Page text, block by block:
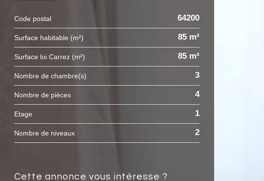
Code postal 64200
Surface habitable (m²) 85 m²
Surface loi Carrez (m²) 85 m²
Nombre de chambre(s) 3
Nombre de pièces 4
Etage 1
Nombre de niveaux 2
cette annonce vous intéresse ?